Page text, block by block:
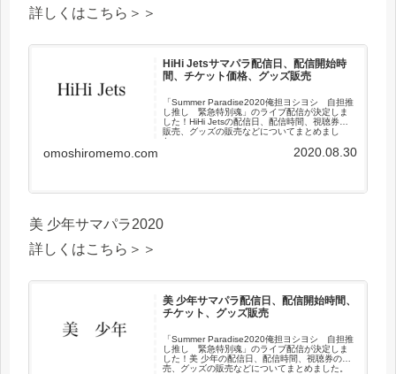
詳しくはこちら＞＞
HiHi Jetsサマパラ配信日、配信開始時
間、チケット価格、グッズ販売
「Summer Paradise2020俺担ヨシヨシ 自担推
し推し 緊急特別魂」のライブ配信が決定しま
した！HiHi Jetsの配信日、配信時間、視聴券の
販売、グッズの販売などについてまとめまし
た。
omoshiromemo.com 2020.08.30
美 少年サマパラ2020
詳しくはこちら＞＞
美 少年サマパラ配信日、配信開始時間、
チケット、グッズ販売
「Summer Paradise2020俺担ヨシヨシ 自担推
し推し 緊急特別魂」のライブ配信が決定しま
した！美 少年の配信日、配信時間、視聴券の販
売、グッズの販売などについてまとめました。